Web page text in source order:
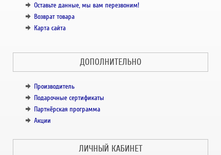
Оставьте данные, мы вам перезвоним!
Возврат товара
Карта сайта
ДОПОЛНИТЕЛЬНО
Производитель
Подарочные сертификаты
Партнёрская программа
Акции
ЛИЧНЫЙ КАБИНЕТ